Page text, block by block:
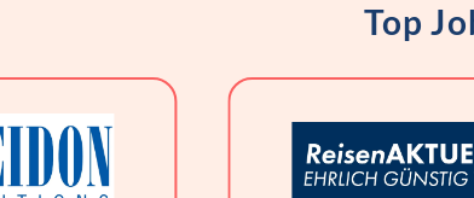
Top